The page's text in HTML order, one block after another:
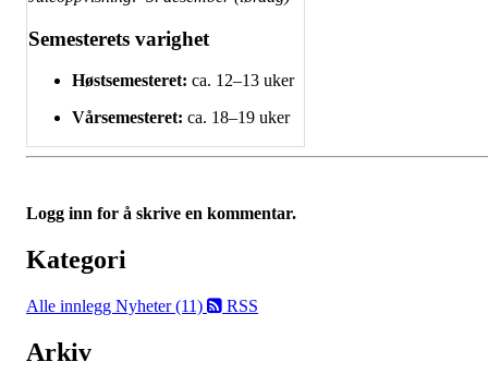
Semesterets varighet
Høstsemesteret: ca. 12–13 uker
Vårsemesteret: ca. 18–19 uker
Logg inn for å skrive en kommentar.
Kategori
Alle innlegg Nyheter (11) RSS
Arkiv